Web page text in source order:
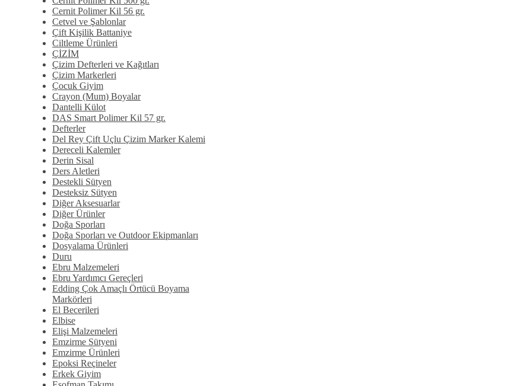
Cernit Polimer Kil 56 gr.
Cetvel ve Şablonlar
Çift Kişilik Battaniye
Ciltleme Ürünleri
ÇİZİM
Çizim Defterleri ve Kağıtları
Çizim Markerleri
Çocuk Giyim
Crayon (Mum) Boyalar
Dantelli Külot
DAS Smart Polimer Kil 57 gr.
Defterler
Del Rey Çift Uçlu Çizim Marker Kalemi
Dereceli Kalemler
Derin Sisal
Ders Aletleri
Destekli Sütyen
Desteksiz Sütyen
Diğer Aksesuarlar
Diğer Ürünler
Doğa Sporları
Doğa Sporları ve Outdoor Ekipmanları
Dosyalama Ürünleri
Duru
Ebru Malzemeleri
Ebru Yardımcı Gereçleri
Edding Çok Amaçlı Örtücü Boyama
Markörleri
El Becerileri
Elbise
Elişi Malzemeleri
Emzirme Sütyeni
Emzirme Ürünleri
Epoksi Reçineler
Erkek Giyim